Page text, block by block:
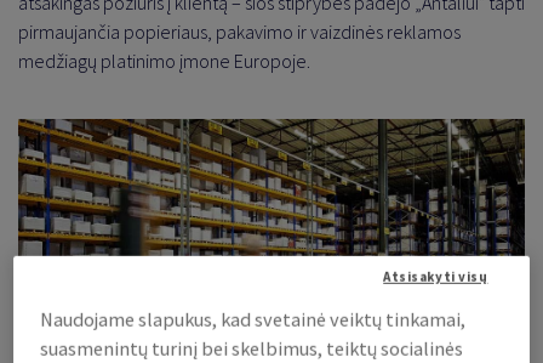
CENTRAS
STANDARTŲ
pirmaujančia popieriaus, pakavimo ir vaizdinės reklamos
medžiagų platinimo įmone Europoje.
Naudojame slapukus, kad svetainė veiktų tinkamai,
suasmenintų turinį bei skelbimus, teiktų socialinės
Atsisakyti visų